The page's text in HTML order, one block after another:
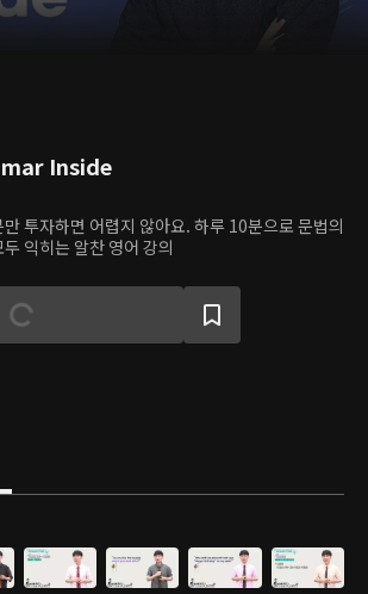
Inside
투자하면 어렵지 않아요. 하루 10분으로 문법의
익히는 알찬 영어 강의